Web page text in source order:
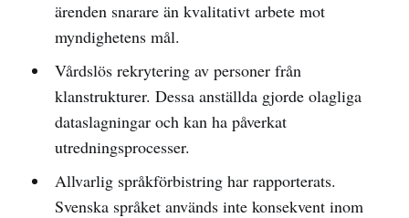
ärenden snarare än kvalitativt arbete mot
myndighetens mål.
Vårdslös rekrytering av personer från
klanstrukturer. Dessa anställda gjorde olagliga
dataslagningar och kan ha påverkat
utredningsprocesser.
Allvarlig språkförbistring har rapporterats.
Svenska språket används inte konsekvent inom